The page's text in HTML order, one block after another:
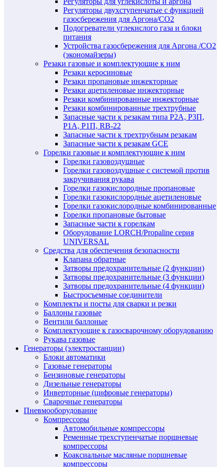
Регуляторы двухступенчатые c функцией
газосбережения для Аргона/СО2
Подогреватели углекислого газа и блоки
питания
Устройства газосбережения для Аргона /СО2
(экономайзеры)
Резаки газовые и комплектующие к ним
Резаки керосиновые
Резаки пропановые инжекторные
Резаки ацетиленовые инжекторные
Резаки комбинированные инжекторные
Резаки комбинированные трехтрубные
Запасные части к резакам типа Р2А, Р3П,
Р1А, Р1П, RB-22
Запасные части к трехтрубным резакам
Запасные части к резакам GCE
Горелки газовые и комплектующие к ним
Горелки газовоздушные
Горелки газовоздушные с системой против
закручивания рукава
Горелки газокислородные пропановые
Горелки газокислородные ацетиленовые
Горелки газокислородные комбинированные
Горелки пропановые бытовые
Запасные части к горелкам
Оборудование LORCH/Propaline серия
UNIVERSAL
Средства для обеспечения безопасности
Клапана обратные
Затворы предохранительные (2 функции)
Затворы предохранительные (3 функции)
Затворы предохранительные (4 функции)
Быстросъемные соединители
Комплекты и посты для сварки и резки
Баллоны газовые
Вентили баллоные
Комплектующие к газосварочному оборудованию
Рукава газовые
Генераторы (электростанции)
Блоки автоматики
Газовые генераторы
Бензиновые генераторы
Дизельные генераторы
Инверторные (цифровые генераторы)
Сварочные генераторы
Пневмооборудование
Компрессоры
Автомобильные компрессоры
Ременные трехступенчатые поршневые
компрессоры
Коаксиальные масляные поршневые
компрессоры